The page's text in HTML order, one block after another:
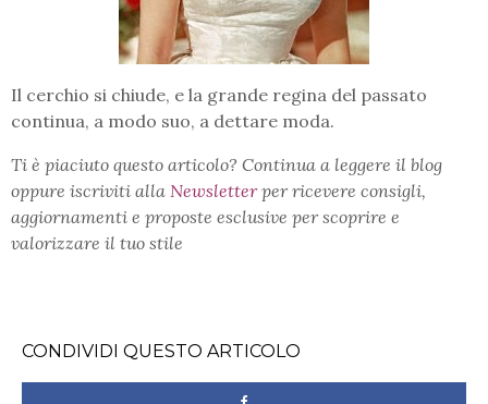
Il cerchio si chiude, e la grande regina del passato
continua, a modo suo, a dettare moda.
Ti è piaciuto questo articolo? Continua a leggere il blog
oppure iscriviti alla Newsletterper ricevere consigli,
aggiornamenti e proposte esclusive per scoprire e
valorizzare il tuo stile
CONDIVIDI QUESTO ARTICOLO